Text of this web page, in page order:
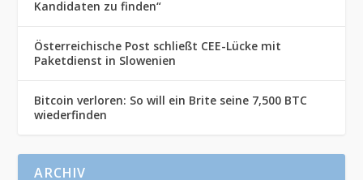
Kandidaten zu finden“
Österreichische Post schließt CEE-Lücke mit
Paketdienst in Slowenien
Bitcoin verloren: So will ein Brite seine 7,500 BTC
wiederfinden
ARCHIV